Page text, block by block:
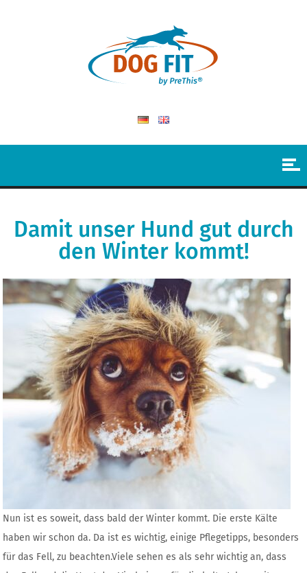
Damit unser Hund gut durch
den Winter kommt!
Nun ist es soweit, dass bald der Winter kommt. Die erste Kälte
haben wir schon da. Da ist es wichtig, einige Pflegetipps, besonders
für das Fell, zu beachten.Viele sehen es als sehr wichtig an, dass